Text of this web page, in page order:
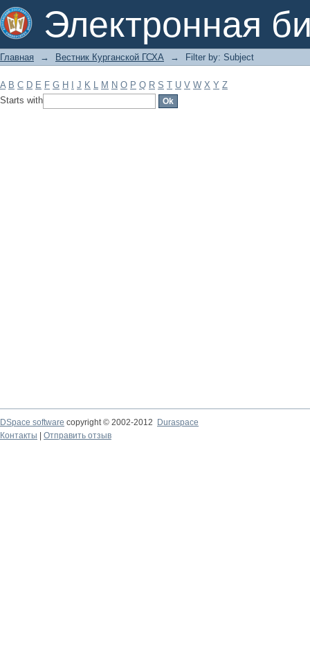
Электронная
Filter by: Subject
Главная → Вестник Курганской ГСХА → Filter by: Subject
A B C D E F G H J K L M N O P Q R S T U V W X Y Z
Starts with
DSpace software copyright © 2002-2012
Duraspace
Контакты
Отправить отзыв